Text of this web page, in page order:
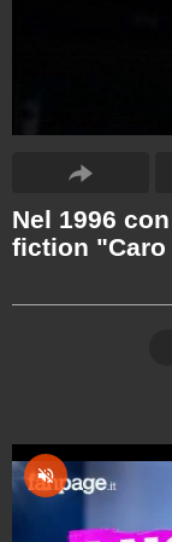
Nel 1996
fiction "Caro